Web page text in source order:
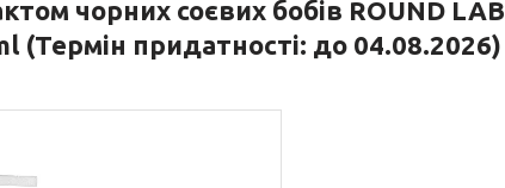
чорних соєвих бобів ROUND LAB
(Термін придатності: до 04.08.2026)